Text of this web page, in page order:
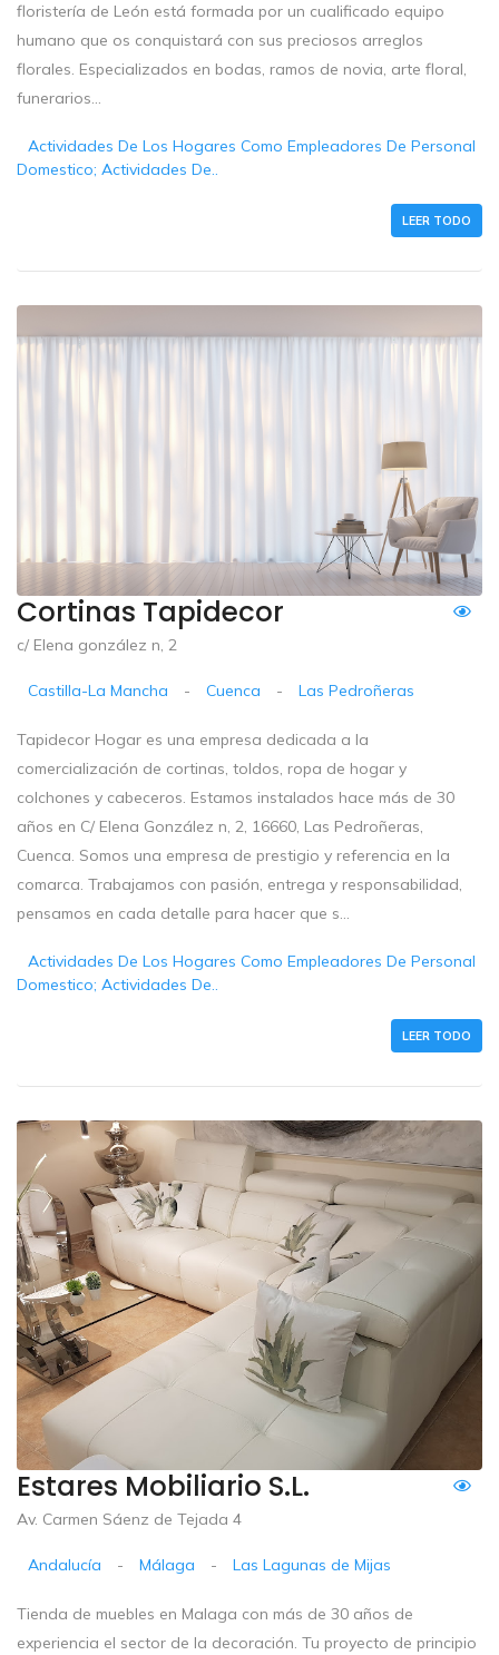
floristería de León está formada por un cualificado equipo
humano que os conquistará con sus preciosos arreglos
florales. Especializados en bodas, ramos de novia, arte floral,
funerarios...
Actividades De Los Hogares Como Empleadores De Personal
Domestico; Actividades De..
LEER TODO
Cortinas Tapidecor
c/ Elena gonzález n, 2
Castilla-La Mancha - Cuenca - Las Pedroñeras
Tapidecor Hogar es una empresa dedicada a la
comercialización de cortinas, toldos, ropa de hogar y
colchones y cabeceros. Estamos instalados hace más de 30
años en C/ Elena González n, 2, 16660, Las Pedroñeras,
Cuenca. Somos una empresa de prestigio y referencia en la
comarca. Trabajamos con pasión, entrega y responsabilidad,
pensamos en cada detalle para hacer que s...
Actividades De Los Hogares Como Empleadores De Personal
Domestico; Actividades De..
LEER TODO
Estares Mobiliario S.L.
Av. Carmen Sáenz de Tejada 4
Andalucía - Málaga - Las Lagunas de Mijas
Tienda de muebles en Malaga con más de 30 años de
experiencia el sector de la decoración. Tu proyecto de principio